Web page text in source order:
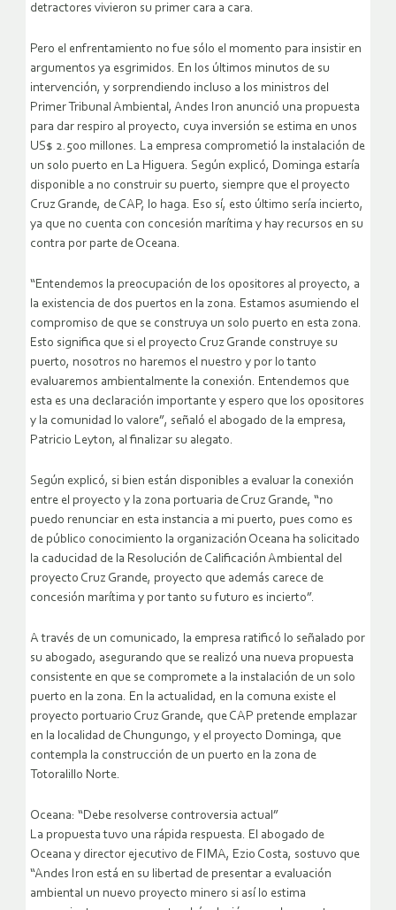
detractores vivieron su primer cara a cara.
Pero el enfrentamiento no fue sólo el momento para insistir en
argumentos ya esgrimidos. En los últimos minutos de su
intervención, y sorprendiendo incluso a los ministros del
Primer Tribunal Ambiental, Andes Iron anunció una propuesta
para dar respiro al proyecto, cuya inversión se estima en unos
US$ 2.500 millones. La empresa comprometió la instalación de
un solo puerto en La Higuera. Según explicó, Dominga estaría
disponible a no construir su puerto, siempre que el proyecto
Cruz Grande, de CAP, lo haga. Eso sí, esto último sería incierto,
ya que no cuenta con concesión marítima y hay recursos en su
contra por parte de Oceana.
“Entendemos la preocupación de los opositores al proyecto, a
la existencia de dos puertos en la zona. Estamos asumiendo el
compromiso de que se construya un solo puerto en esta zona.
Esto significa que si el proyecto Cruz Grande construye su
puerto, nosotros no haremos el nuestro y por lo tanto
evaluaremos ambientalmente la conexión. Entendemos que
esta es una declaración importante y espero que los opositores
y la comunidad lo valore”, señaló el abogado de la empresa,
Patricio Leyton, al finalizar su alegato.
Según explicó, si bien están disponibles a evaluar la conexión
entre el proyecto y la zona portuaria de Cruz Grande, “no
puedo renunciar en esta instancia a mi puerto, pues como es
de público conocimiento la organización Oceana ha solicitado
la caducidad de la Resolución de Calificación Ambiental del
proyecto Cruz Grande, proyecto que además carece de
concesión marítima y por tanto su futuro es incierto”.
A través de un comunicado, la empresa ratificó lo señalado por
su abogado, asegurando que se realizó una nueva propuesta
consistente en que se compromete a la instalación de un solo
puerto en la zona. En la actualidad, en la comuna existe el
proyecto portuario Cruz Grande, que CAP pretende emplazar
en la localidad de Chungungo, y el proyecto Dominga, que
contempla la construcción de un puerto en la zona de
Totoralillo Norte.
Oceana: “Debe resolverse controversia actual”
La propuesta tuvo una rápida respuesta. El abogado de
Oceana y director ejecutivo de FIMA, Ezio Costa, sostuvo que
“Andes Iron está en su libertad de presentar a evaluación
ambiental un nuevo proyecto minero si así lo estima